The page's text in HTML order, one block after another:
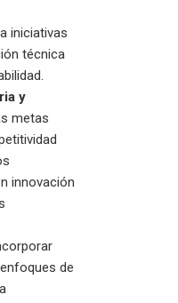
iniciativas
técnica
y
metas
innovación
de